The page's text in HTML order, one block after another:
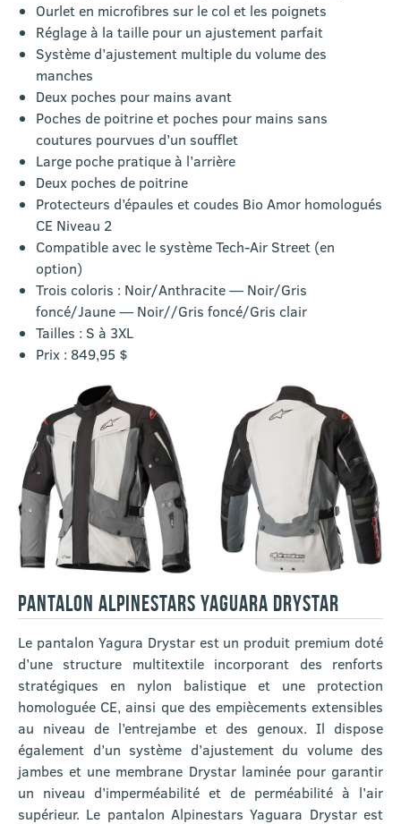
Ourlet en microfibres sur le col et les poignets
Réglage à la taille pour un ajustement parfait
Système d’ajustement multiple du volume des
manches
Deux poches pour mains avant
Poches de poitrine et poches pour mains sans
coutures pourvues d’un soufflet
Large poche pratique à l’arrière
Deux poches de poitrine
Protecteurs d’épaules et coudes Bio Amor homologués
CE Niveau 2
Compatible avec le système Tech-Air Street (en
option)
Trois coloris : Noir/Anthracite — Noir/Gris
foncé/Jaune — Noir//Gris foncé/Gris clair
Tailles : S à 3XL
Prix : 849,95 $
PANTALON ALPINESTARS YAGUARA DRYSTAR
Le pantalon Yagura Drystar est un produit premium doté
d’une structure multitextile incorporant des renforts
stratégiques en nylon balistique et une protection
homologuée CE, ainsi que des empiècements extensibles
au niveau de l’entrejambe et des genoux. Il dispose
également d’un système d’ajustement du volume des
jambes et une membrane Drystar laminée pour garantir
un niveau d’imperméabilité et de perméabilité à l’air
supérieur. Le pantalon Alpinestars Yaguara Drystar est